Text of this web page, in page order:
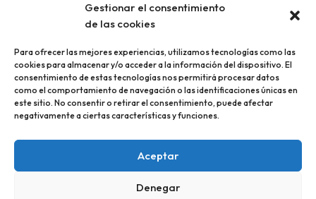
Gestionar el consentimiento
de las cookies
Para ofrecer las mejores experiencias, utilizamos tecnologías como las
cookies para almacenar y/o acceder a la información del dispositivo. El
consentimiento de estas tecnologías nos permitirá procesar datos
como el comportamiento de navegación o las identificaciones únicas en
este sitio. No consentir o retirar el consentimiento, puede afectar
negativamente a ciertas características y funciones.
Aceptar
Denegar
Política de privacidad|Términos y condiciones